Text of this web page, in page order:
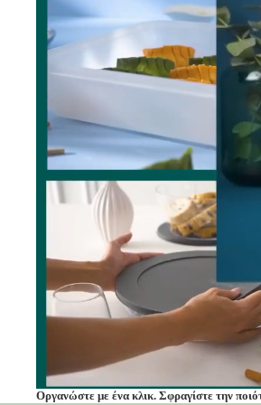
Οργανώστε με ένα κλικ. Σφραγίστε την